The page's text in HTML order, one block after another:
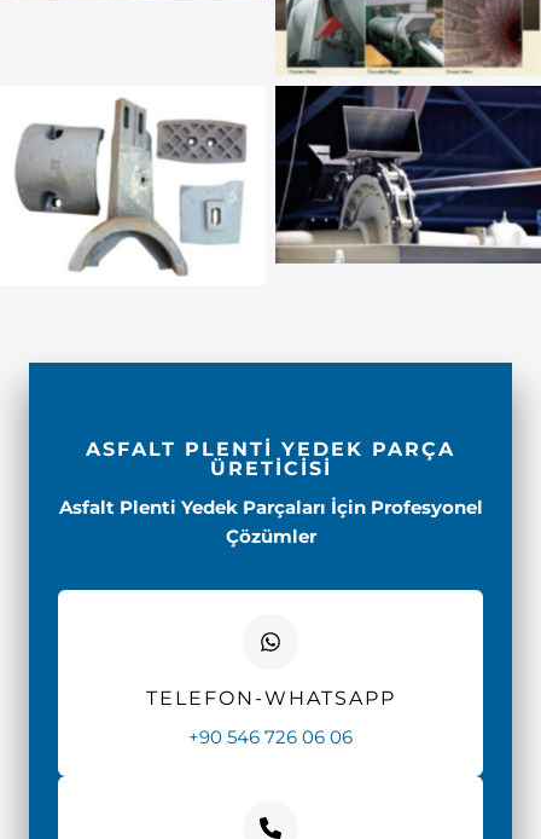
ASFALT PLENTİ YEDEK PARÇA
ÜRETİCİSİ
Asfalt Plenti Yedek Parçaları İçin Profesyonel
Çözümler
TELEFON-WHATSAPP
+90 546 726 06 06